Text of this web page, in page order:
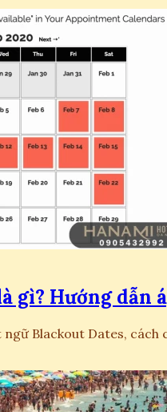
gì? Hướng dẫn
Blackout Dates, cách